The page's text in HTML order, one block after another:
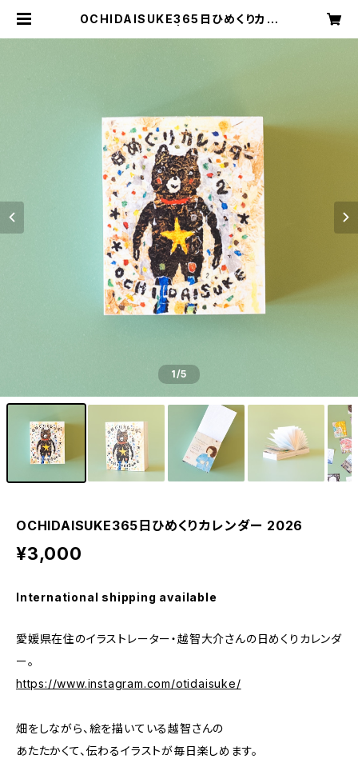
OCHIDAISUKE365日ひめくりカレ
1/5
OCHIDAISUKE365日ひめくりカレンダー 2026
¥3,000
International shipping available
愛媛県在住のイラストレーター・越智大介さんの日めくりカレンダ
ー。
https://www.instagram.com/otidaisuke/
畑をしながら、絵を描いている越智さんの
あたたかくて、伝わるイラストが毎日楽しめます。